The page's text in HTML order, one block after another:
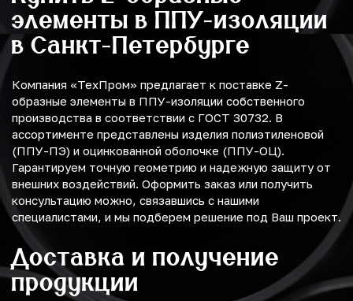
элементы в ППУ-изоляции
в Санкт-Петербурге
Компания «ТехПром» предлагает к поставке Z-
образные элементы в ППУ-изоляции собственного
производства в соответствии с ГОСТ 30732. В
ассортименте представлены изделия полиэтиленовой
(ППУ-ПЭ) и оцинкованной оболочке (ППУ-ОЦ).
Гарантируем точную геометрию и надежную защиту от
внешних воздействий. Оформить заказ или получить
консультацию можно, связавшись с нашими
специалистами, и мы подберем решение под Ваш проект.
Доставка и получение
продукции